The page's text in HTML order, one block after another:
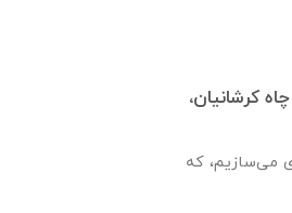
چاه کرشانیان،
می‌سازیم، که